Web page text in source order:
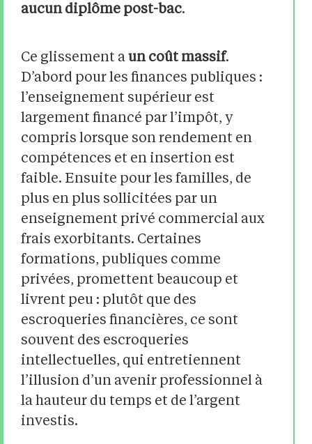
aucun diplôme post-bac.
Ce glissement a un coût massif.
D’abord pour les finances publiques :
l’enseignement supérieur est
largement financé par l’impôt, y
compris lorsque son rendement en
compétences et en insertion est
faible. Ensuite pour les familles, de
plus en plus sollicitées par un
enseignement privé commercial aux
frais exorbitants. Certaines
formations, publiques comme
privées, promettent beaucoup et
livrent peu : plutôt que des
escroqueries financières, ce sont
souvent des escroqueries
intellectuelles, qui entretiennent
l’illusion d’un avenir professionnel à
la hauteur du temps et de l’argent
investis.